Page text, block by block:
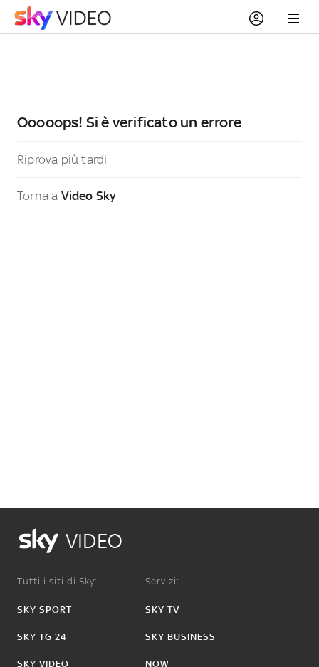
Ooooops! Si è verificato un errore
Riprova più tardi
Torna a Video Sky
VIDEO
Tutti i siti di Sky:
SKY SPORT
SKY TG 24
SKY VIDEO
Servizi:
SKY TV
SKY BUSINESS
NOW